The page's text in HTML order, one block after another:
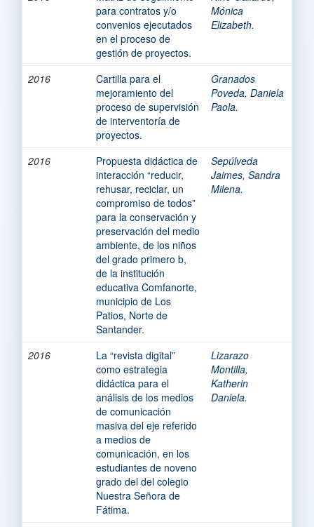
para contratos y/o
convenios ejecutados
en el proceso de
gestión de proyectos.
Mónica
Elizabeth.
2016
Cartilla para el
mejoramiento del
proceso de supervisión
de interventoría de
proyectos.
Granados
Poveda, Daniela
Paola.
2016
Propuesta didáctica de
interacción “reducir,
rehusar, reciclar, un
compromiso de todos”
para la conservación y
preservación del medio
ambiente, de los niños
del grado primero b,
de la institución
educativa Comfanorte,
municipio de Los
Patios, Norte de
Santander.
Sepúlveda
Jaimes, Sandra
Milena.
2016
La “revista digital”
como estrategia
didáctica para el
análisis de los medios
de comunicación
masiva del eje referido
a medios de
comunicación, en los
estudiantes de noveno
grado del del colegio
Nuestra Señora de
Fátima.
Lizarazo
Montilla,
Katherin
Daniela.